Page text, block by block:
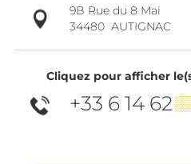
9B Rue du 8 Mai
34480 AUTIGNAC
Cliquez pour afficher
+33 6 14 62